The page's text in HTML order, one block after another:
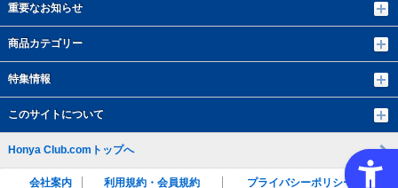
重要なお知らせ
商品カテゴリー
特集情報
このサイトについて
Honya Club.comトップへ
会社案内 利用規約・会員規約 プライバシーポリシー